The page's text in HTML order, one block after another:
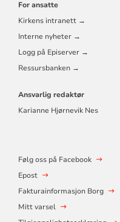
For ansatte
Kirkens intranett →
Interne nyheter →
Logg på Episerver →
Ressursbanken →
Ansvarlig redaktør
Karianne Hjørnevik Nes
Følg oss på Facebook
Epost
Fakturainformasjon Borg
Mitt varsel